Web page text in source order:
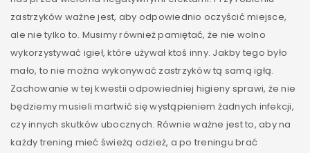
zastrzyków ważne jest, aby odpowiednio oczyścić miejsce,
ale nie tylko to. Musimy również pamiętać, że nie wolno
wykorzystywać igieł, które używał ktoś inny. Jakby tego było
mało, to nie można wykonywać zastrzyków tą samą igłą.
Zachowanie w tej kwestii odpowiedniej higieny sprawi, że nie
będziemy musieli martwić się wystąpieniem żadnych infekcji,
czy innych skutków ubocznych. Równie ważne jest to, aby na
każdy trening mieć świeżą odzież, a po treningu brać